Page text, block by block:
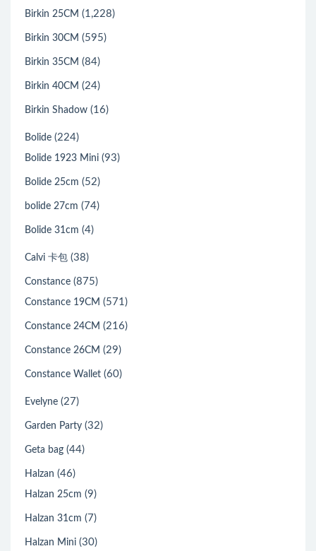
Birkin 25CM (1,228)
Birkin 30CM (595)
Birkin 35CM (84)
Birkin 40CM (24)
Birkin Shadow (16)
Bolide (224)
Bolide 1923 Mini (93)
Bolide 25cm (52)
bolide 27cm (74)
Bolide 31cm (4)
Calvi 卡包 (38)
Constance (875)
Constance 19CM (571)
Constance 24CM (216)
Constance 26CM (29)
Constance Wallet (60)
Evelyne (27)
Garden Party (32)
Geta bag (44)
Halzan (46)
Halzan 25cm (9)
Halzan 31cm (7)
Halzan Mini (30)